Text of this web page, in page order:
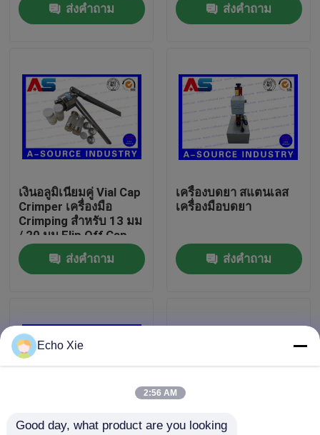
บ้าน
เกี่ยวกับเรา
ทัวร์โรงงาน
ควบคุมคุณภาพ
ติดต่อเรา
10ml Vial Labels
ฉลากขวดเล็ก
ส่งคำถาม
ส่งคำถาม
เงินอลูมิเนียมคู่ Vial Cap
Crimper เครื่องมือ
Crimping สําหรับ 13 มม
/ 20 มม Flip Off Cap
พลาสติก
ส่งคำถาม
เครื่องบดยา สแตนเลส
เครื่องมือบดยา
ส่งคำถาม
Echo Xie
2:56 AM
Good day, what product are you looking